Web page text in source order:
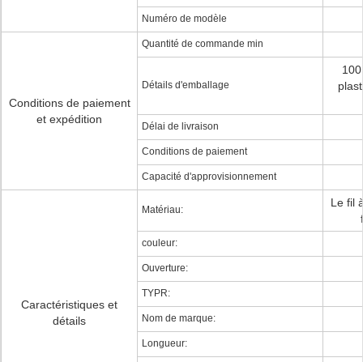
Numéro de modèle
Conditions de paiement
et expédition
Quantité de commande min
Détails d'emballage
Délai de livraison
Conditions de paiement
Capacité d'approvisionnement
Caractéristiques et
détails
Matériau:
Le fil
couleur:
Ouverture:
TYPR:
Nom de marque:
Longueur: